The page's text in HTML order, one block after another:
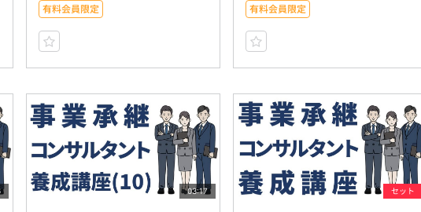
有料会員限定 有料会員限定
03:17 セット